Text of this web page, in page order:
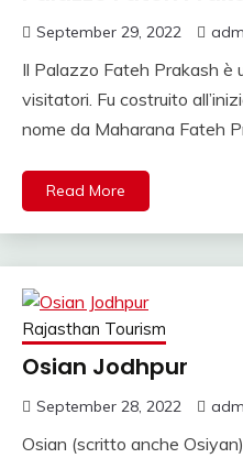
VIAGGI
NORD
September 29, 2022
Il Palazzo Fateh Prakash è
visitatori. Fu costruito
nome da Maharana Fateh
Read More
Rajasthan Tourism
Osian Jodhpur
September 28, 2022
Osian (scritto anche